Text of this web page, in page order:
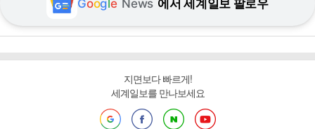
Google News 에서 세계일보 팔로우
지면보다 빠르게!
세계일보를 만나보세요